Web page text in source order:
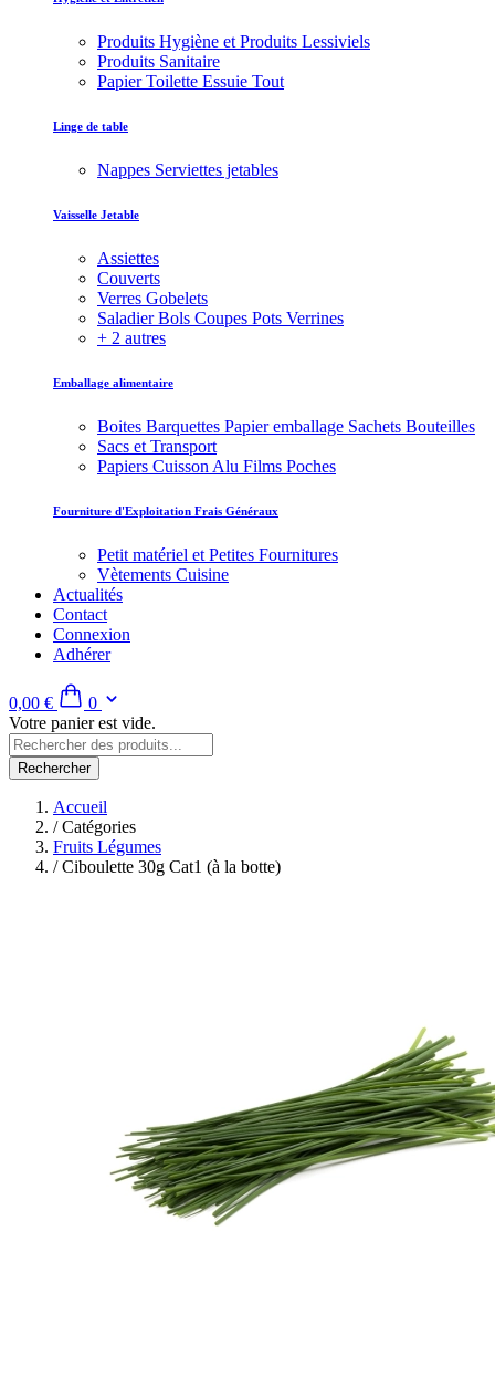
Produits Hygiène et Produits Lessiviels
Produits Sanitaire
Papier Toilette Essuie Tout
Linge de table
Nappes Serviettes jetables
Vaisselle Jetable
Assiettes
Couverts
Verres Gobelets
Saladier Bols Coupes Pots Verrines
+ 2 autres
Emballage alimentaire
Boites Barquettes Papier emballage Sachets Bouteilles
Sacs et Transport
Papiers Cuisson Alu Films Poches
Fourniture d'Exploitation Frais Généraux
Petit matériel et Petites Fournitures
Vètements Cuisine
Actualités
Contact
Connexion
Adhérer
0,00 €
0
Votre panier est vide.
Rechercher
Accueil
/Catégories
Fruits Légumes
/Ciboulette 30g Cat1 (à la botte)